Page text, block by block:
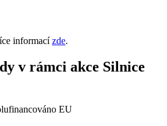
informacízde.
v rámci akce Silnice